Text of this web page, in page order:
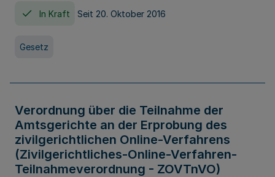
In Kraft Seit 20. Oktober 2016
Gesetz
Verordnung über die Teilnahme der
Amtsgerichte an der Erprobung des
zivilgerichtlichen Online-Verfahrens
(Zivilgerichtliches-Online-Verfahren-
Teilnahmeverordnung - ZOVTnVO)